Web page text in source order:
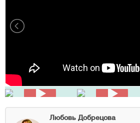
Любовь Добрецова